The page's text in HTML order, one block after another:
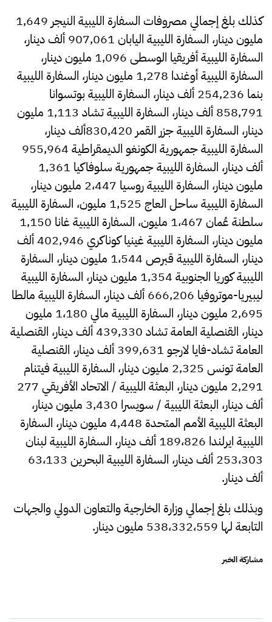
كذلك بلغ إجمالي مصروفات السفارة الليبية النيجر 1,649
مليون دينار، السفارة الليبية اليابان 907,061 ألف دينار،
السفارة الليبية أفريقيا الوسطى 1,096 مليون دينار،
السفارة الليبية أوغندا 1,278 مليون دينار، السفارة الليبية
بنما 254,236 ألف دينار، السفارة الليبية بوتسوانا
858,791 ألف دينار، السفارة الليبية تشاد 1,113 مليون
دينار، السفارة الليبية جزر القمر 830,420ألف دينار،
السفارة الليبية جمهورية الكونغو الديمقراطية 955,964
ألف دينار، السفارة الليبية جمهورية سلوفاكيا 1,361
مليون دينار، السفارة الليبية روسيا 2،447 مليون دينار،
السفارة الليبية ساحل العاج 1,525 مليون، السفارة الليبية
سلطنة عُمان 1،467 مليون، السفارة الليبية غانا 1,150
مليون دينار، السفارة الليبية غينيا كوناكري 402,946 ألف
دينار، السفارة الليبية قبرص 1،544 مليون دينار، السفارة
الليبية كوريا الجنوبية 1,354 مليون دينار، السفارة الليبية
ليبيريا-موتروفيا 666,206 ألف دينار، السفارة الليبية مالطا
2,695 مليون دينار، السفارة الليبية مالي 1،180 مليون
دينار، القنصلية العامة تشاد 439,330 ألف دينار، القنصلية
العامة تشاد-فايا لارجو 399,631 ألف دينار، القنصلية
العامة تونس 2,325 مليون دينار، السفارة الليبية فيتنام
2,291 مليون دينار، البعثة الليبية / الاتحاد الأفريقي 277
ألف دينار، البعثة الليبية / سويسرا 3,430 مليون دينار،
البعثة الليبية الأمم المتحدة 4,448 مليون دينار، السفارة
الليبية ايرلندا 189،826 ألف دينار، السفارة الليبية لبنان
253،303 ألف دينار، السفارة الليبية البحرين 63،133
ألف دينار.
وبذلك بلغ إجمالي وزارة الخارجية والتعاون الدولي والجهات
التابعة لها 538،332،559 مليون دينار.
مشاركة الخبر